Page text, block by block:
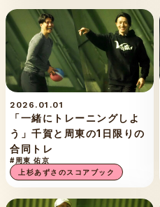
2026.01.01
「一緒にトレーニングしよ
う」千賀と周東の1日限りの
合同トレ
#周東 佑京
上杉あずさのスコアブック